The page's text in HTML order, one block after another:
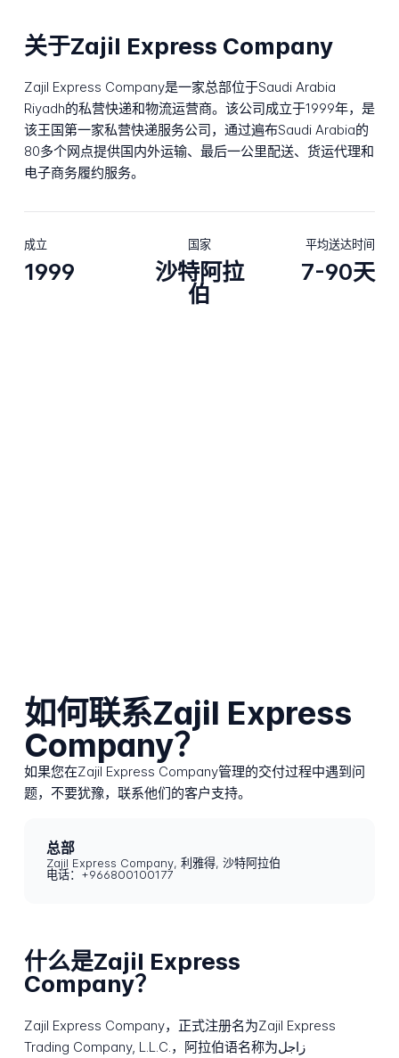
关于Zajil Express Company
Zajil Express Company是一家总部位于Saudi Arabia
Riyadh的私营快递和物流运营商。该公司成立于1999年，是
该王国第一家私营快递服务公司，通过遍布Saudi Arabia的
80多个网点提供国内外运输、最后一公里配送、货运代理和
电子商务履约服务。
成立
1999
国家
沙特阿拉
伯
平均送达时间
7-90天
如何联系Zajil Express
Company？
如果您在Zajil Express Company管理的交付过程中遇到问
题，不要犹豫，联系他们的客户支持。
总部
Zajil Express Company, 利雅得, 沙特阿拉伯
电话：+966800100177
什么是Zajil Express
Company？
Zajil Express Company，正式注册名为Zajil Express
Trading Company, L.L.C.，阿拉伯语名称为زاجل